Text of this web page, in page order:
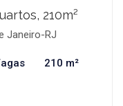
210m²
Janeiro-RJ
210 m²